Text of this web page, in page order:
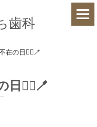
歯科
在の日👨‍⚕️🪥
日👨‍⚕️🪥